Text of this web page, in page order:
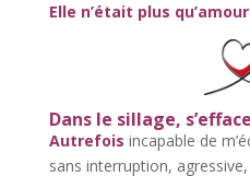
Elle n’était plus
Dans le sillage,
Autrefois incapable de
sans interruption,